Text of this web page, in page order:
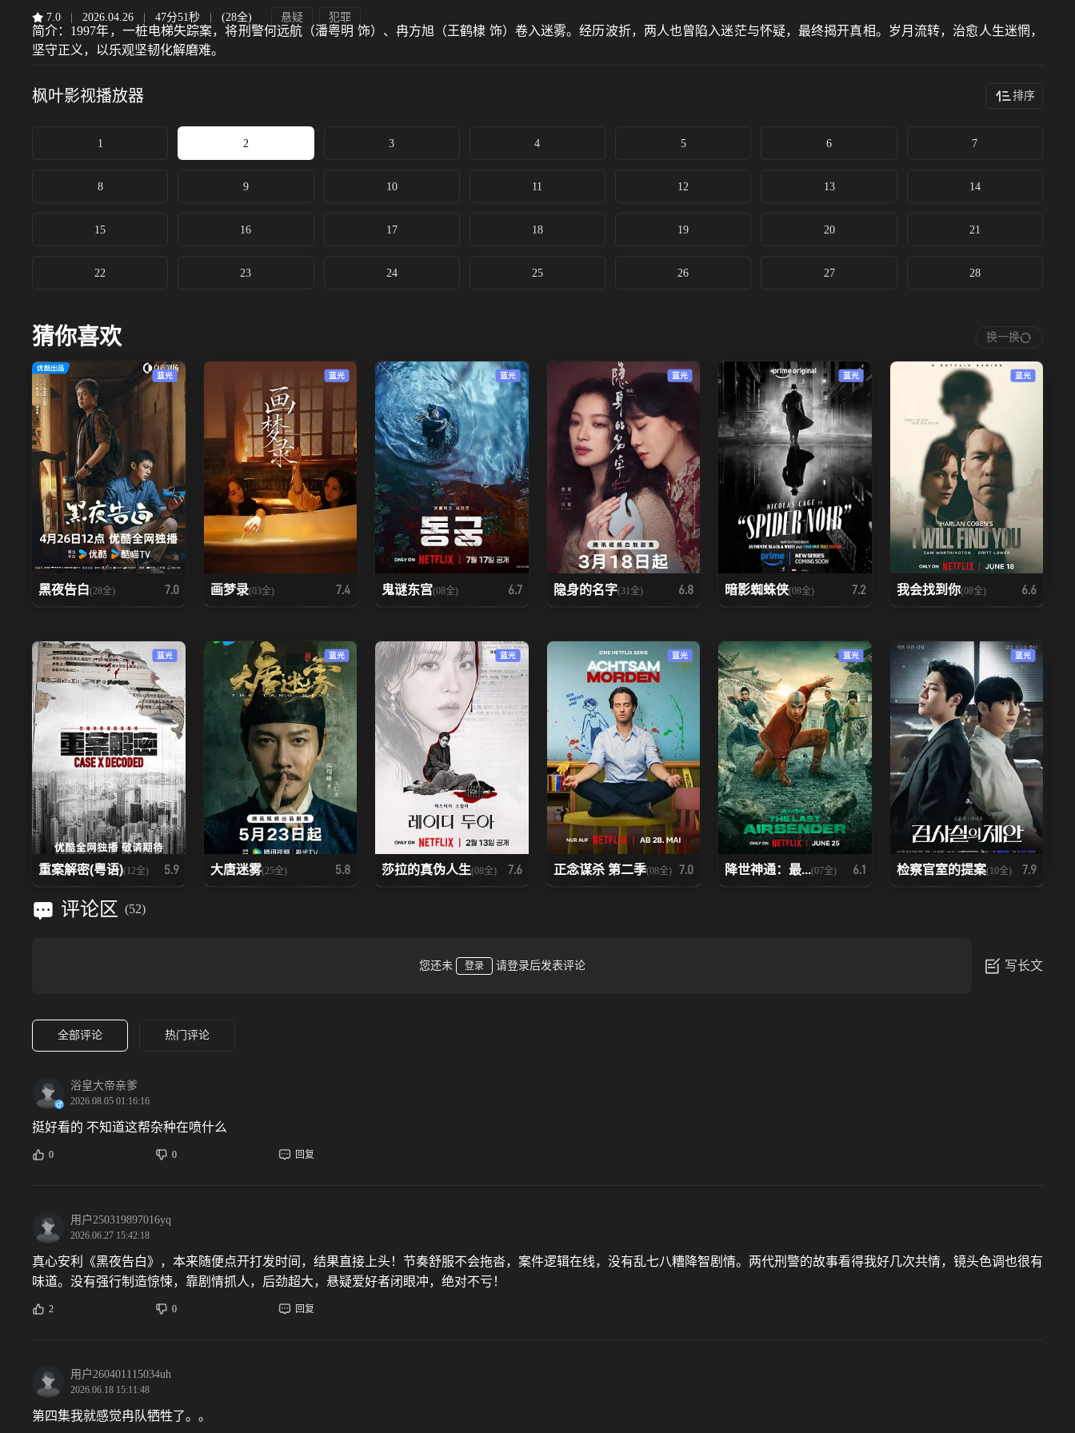
7.0 2026.04.26 47分51秒 (28全) 悬疑 犯罪
简介： 1997年，一桩电梯失踪案，将刑警何远航（潘粤明 饰）、冉方旭（王鹤棣 饰）卷入迷雾。经历波折，两人也曾陷入迷茫与怀疑，最终揭开真相。岁月流转，治愈人生迷惘，
坚守正义，以乐观坚韧化解磨难。
枫叶影视播放器 排序
1 2 3 4 5 6 7
8 9 10 11 12 13 14
15 16 17 18 19 20 21
22 23 24 25 26 27 28
猜你喜欢 换一换
蓝光
黑夜告白(28全) 7.0
蓝光
画梦录(03全) 7.4
蓝光
鬼谜东宫(08全) 6.7
蓝光
隐身的名字(31全) 6.8
蓝光
暗影蜘蛛侠(08全) 7.2
蓝光
我会找到你(08全) 6.6
蓝光
重案解密(粤语)(12全) 5.9
蓝光
大唐迷雾(25全) 5.8
蓝光
莎拉的真伪人生(08全) 7.6
蓝光
正念谋杀 第二季(08全) 7.0
蓝光
降世神通：最...(07全) 6.1
蓝光
检察官室的提案(10全) 7.9
评论区 (52)
您还未 登录 请登录后发表评论 写长文
全部评论 热门评论
浴皇大帝亲爹
2026.08.05 01:16:16
挺好看的 不知道这帮杂种在喷什么
0 0 回复
用户250319897016yq
2026.06.27 15:42:18
真心安利《黑夜告白》，本来随便点开打发时间，结果直接上头！节奏舒服不会拖沓，案件逻辑在线，没有乱七八糟降智剧情。两代刑警的故事看得我好几次共情，镜头色调也很有
味道。没有强行制造惊悚，靠剧情抓人，后劲超大，悬疑爱好者闭眼冲，绝对不亏！
2 0 回复
用户260401115034uh
2026.06.18 15:11:48
第四集我就感觉冉队牺牲了。。